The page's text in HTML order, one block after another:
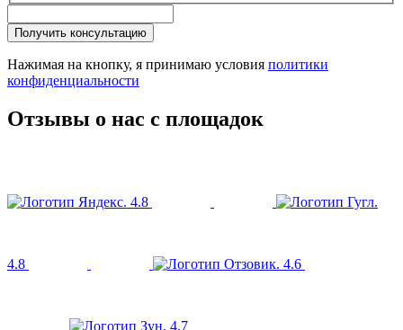
Получить консультацию
Нажимая на кнопку, я принимаю условия политики
конфиденциальности
Отзывы о нас с площадок
4.8
4.8 4.6
4.7